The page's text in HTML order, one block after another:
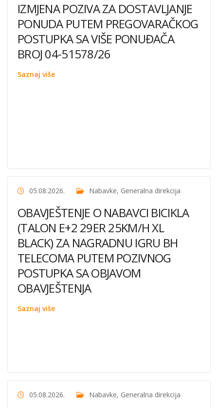
IZMJENA POZIVA ZA DOSTAVLJANJE
PONUDA PUTEM PREGOVARAČKOG
POSTUPKA SA VIŠE PONUĐAČA
BROJ 04-51578/26
Saznaj više
05.08.2026. Nabavke, Generalna direkcija
OBAVJEŠTENJE O NABAVCI BICIKLA
(TALON E+2 29ER 25KM/H XL
BLACK) ZA NAGRADNU IGRU BH
TELECOMA PUTEM POZIVNOG
POSTUPKA SA OBJAVOM
OBAVJEŠTENJA
Saznaj više
05.08.2026. Nabavke, Generalna direkcija